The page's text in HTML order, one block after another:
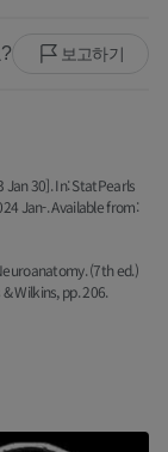
보고하기
Jan 30]. In: StatPearls
Jan-. Available from:
(7th ed.)
Wilkins, pp. 206.